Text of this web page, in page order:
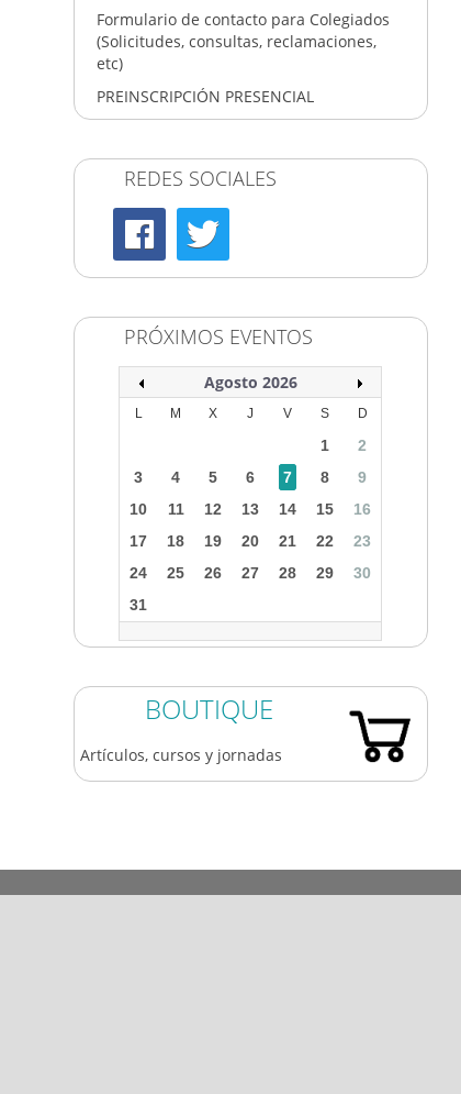
Formulario de contacto para Colegiados
(Solicitudes, consultas, reclamaciones,
etc)
PREINSCRIPCIÓN PRESENCIAL
REDES SOCIALES
PRÓXIMOS EVENTOS
Agosto 2026
L M X J V S D
1
2
3
4 5 6 7 8
9
10
11 12 13 14 15
16
17
18 19 20 21 22
23
24
25 26 27 28 29
30
31
BOUTIQUE
Artículos, cursos y jornadas